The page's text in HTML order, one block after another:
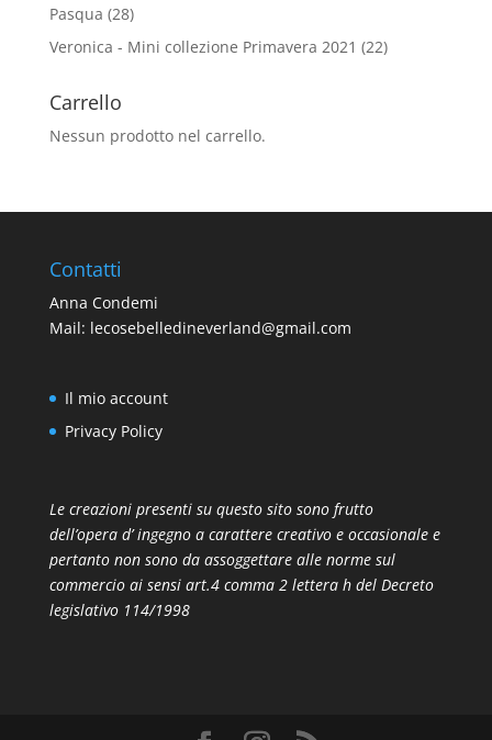
Pasqua (28)
Veronica - Mini collezione Primavera 2021 (22)
Carrello
Nessun prodotto nel carrello.
Contatti
Anna Condemi
Mail: lecosebelledineverland@gmail.com
Il mio account
Privacy Policy
Le creazioni presenti su questo sito sono frutto
dell’opera d’ ingegno a carattere creativo e occasionale e
pertanto non sono da assoggettare alle norme sul
commercio ai sensi art.4 comma 2 lettera h del Decreto
legislativo 114/1998